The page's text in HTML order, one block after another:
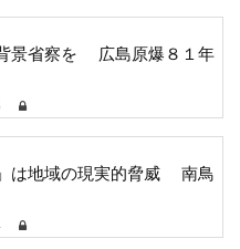
景省察を 広島原爆８１年
は地域の現実的脅威 南鳥